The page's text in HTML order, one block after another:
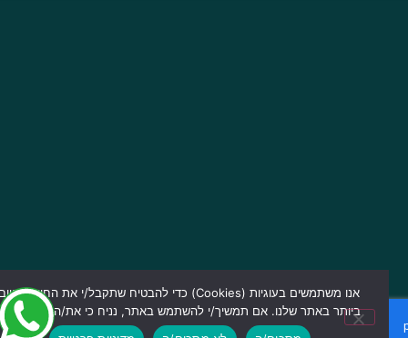
אנו משתמשים בעוגיות (Cookies) כדי להבטיח שתקבל/י את החוויה הטובה
ביותר באתר שלנו. אם תמשיך/י להשתמש באתר, נניח כי את/ה מרוצה מכך.